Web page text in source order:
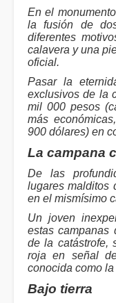
En el
la fusión de
diferentes
calavera y una
oficial.
Pasar la
exclusivos de la
mil 000 pesos
más
900 dólares) en
La campana
De las
lugares malditos
en el mismísimo
Un joven
estas campanas
de la catástrofe,
roja en señal
conocida como
Bajo tierra